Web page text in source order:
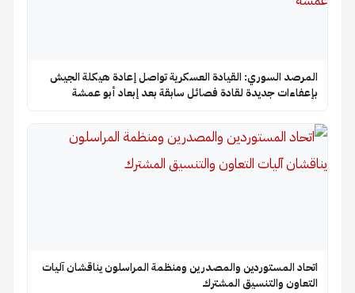
المرصد السوري: القيادة العسكرية تواصل إعادة هيكلة الجيش
بإعفاءات جديدة لقادة فصائل سابقة بعد إبعاد أبو عمشة
اتحاد المستوردين والمصدرين ومنظمة المراسلون يناقشان آليات
التعاون والتنسيق المشترك